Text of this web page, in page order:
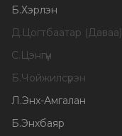
Б.Хэрлэн
Д.Цогтбаатар (Даваа)
С.Цэнгүүн
Б.Чойжилсүрэн
Л.Энх-Амгалан
Б.Энхбаяр